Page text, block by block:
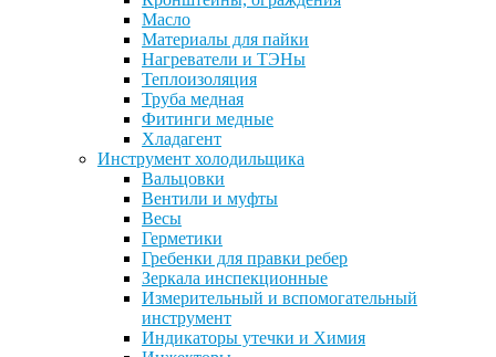
Масло
Материалы для пайки
Нагреватели и ТЭНы
Теплоизоляция
Труба медная
Фитинги медные
Хладагент
Инструмент холодильщика
Вальцовки
Вентили и муфты
Весы
Герметики
Гребенки для правки ребер
Зеркала инспекционные
Измерительный и вспомогательный
инструмент
Индикаторы утечки и Химия